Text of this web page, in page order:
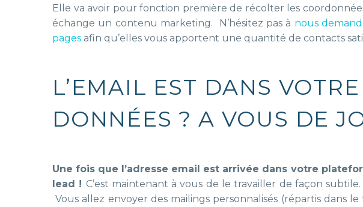
Elle va avoir pour fonction première de récolter les
échange un contenu marketing. N’hésitez pas à nous
pages afin qu’elles vous apportent une quantité de contacts
L’EMAIL EST DANS
DONNÉES ? A VOUS DE
Une fois que l’adresse email est arrivée dans votre
lead ! C’est maintenant à vous de le travailler de façon subtile.
Vous allez envoyer des mailings personnalisés (répartis dans